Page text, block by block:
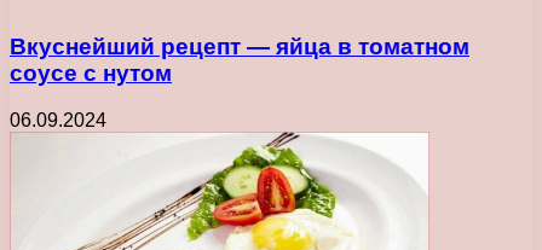
Вкуснейший рецепт — яйца в томатном
соусе с нутом
06.09.2024